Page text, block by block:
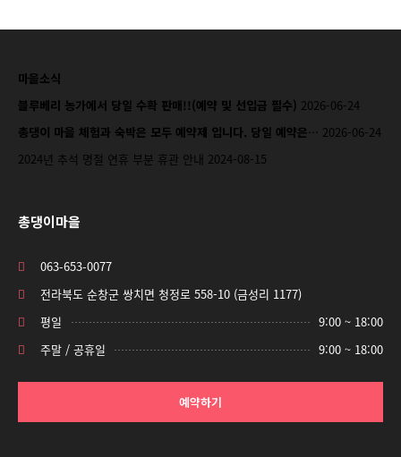
마을소식
블루베리 농가에서 당일 수확 판매!!(예약 및 선입금 필수) 2026-06-24
총댕이 마을 체험과 숙박은 모두 예약제 입니다. 당일 예약은… 2026-06-24
2024년 추석 명절 연휴 부분 휴관 안내 2024-08-15
총댕이마을
063-653-0077
전라북도 순창군 쌍치면 청정로 558-10 (금성리 1177)
평일
9:00 ~ 18:00
주말 / 공휴일
9:00 ~ 18:00
예약하기